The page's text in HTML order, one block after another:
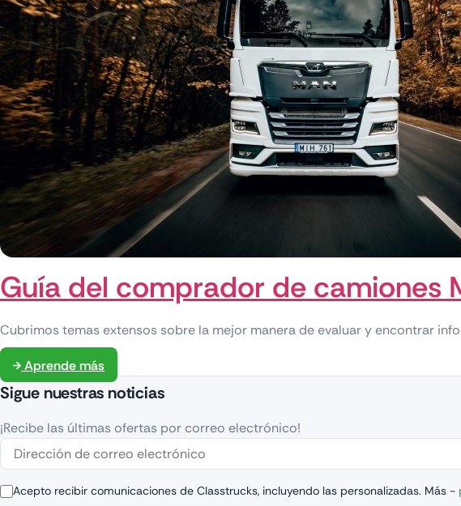
Guía del comprador de camiones
Cubrimos temas extensos sobre la mejor manera de evaluar y encontrar
Aprende más
Sigue nuestras noticias
¡Recibe las últimas ofertas por correo electrónico!
Acepto recibir comunicaciones de Classtrucks, incluyendo las personalizadas. Más -